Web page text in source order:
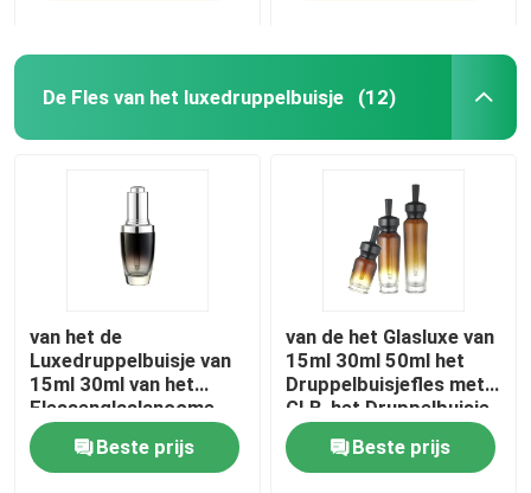
De Fles van het luxedruppelbuisje (12)
van het de
Luxedruppelbuisje van
15ml 30ml van het
Flessenglaslancome
van het de Essentie
Lege Oog de
Dalingsfles
Beste prijs
van de het Glasluxe van
15ml 30ml 50ml het
Druppelbuisjefles met
GLB-het Druppelbuisje
van de Etherische
olieflesBeste prijs